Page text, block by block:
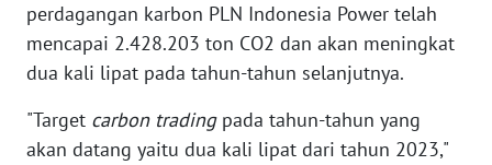
perdagangan karbon PLN Indonesia Power telah
mencapai 2.428.203 ton CO2 dan akan meningkat
dua kali lipat pada tahun-tahun selanjutnya.
"Target carbon tradingpada tahun-tahun yang
akan datang yaitu dua kali lipat dari tahun 2023,"
WN
BENGKULU
LAMPUNG